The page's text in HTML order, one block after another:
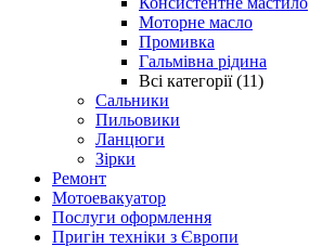
Моторне масло
Промивка
Гальмівна рідина
Всі категорії (11)
Сальники
Пильовики
Ланцюги
Зірки
Ремонт
Мотоевакуатор
Послуги оформлення
Пригін техніки з Європи